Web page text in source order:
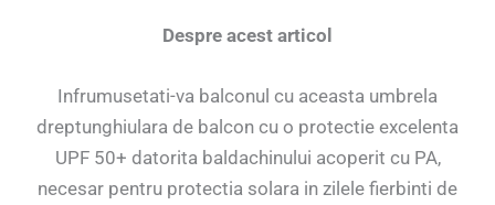
Despre acest articol
Infrumusetati-va balconul cu aceasta umbrela
dreptunghiulara de balcon cu o protectie excelenta
UPF 50+ datorita baldachinului acoperit cu PA,
necesar pentru protectia solara in zilele fierbinti de